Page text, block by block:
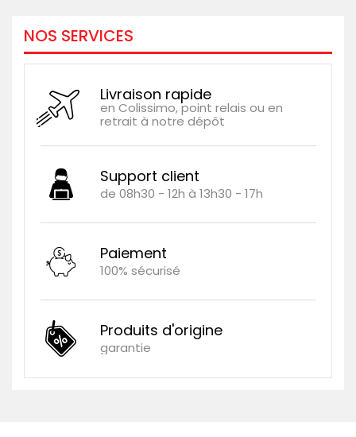
NOS SERVICES
Livraison rapide
en Colissimo, point relais ou en
retrait à notre dépôt
Support client
de 08h30 - 12h à 13h30 - 17h
Paiement
100% sécurisé
Produits d'origine
garantie